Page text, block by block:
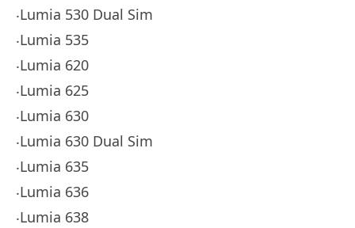
‧Lumia 530 Dual Sim
‧Lumia 535
‧Lumia 620
‧Lumia 625
‧Lumia 630
‧Lumia 630 Dual Sim
‧Lumia 635
‧Lumia 636
‧Lumia 638